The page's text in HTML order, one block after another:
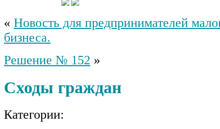
« Новость для предпринимателей
бизнеса.
Решение № 152 »
Сходы граждан
Категории: